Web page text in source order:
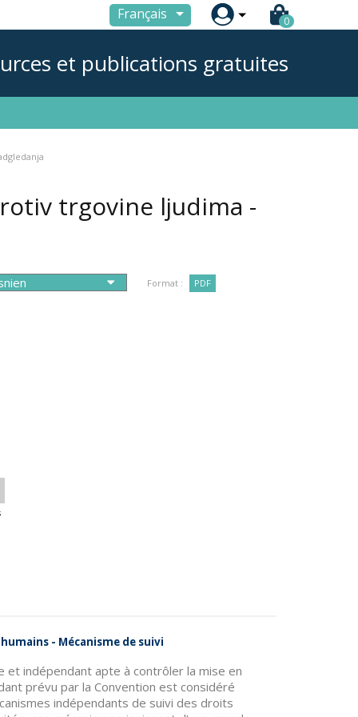
Français  0
et publications gratuites
trgovine ljudima -
Format : PDF
- Mécanisme de suivi
et indépendant apte à contrôler la mise en
prévu par la Convention est considéré
indépendants de suivi des droits